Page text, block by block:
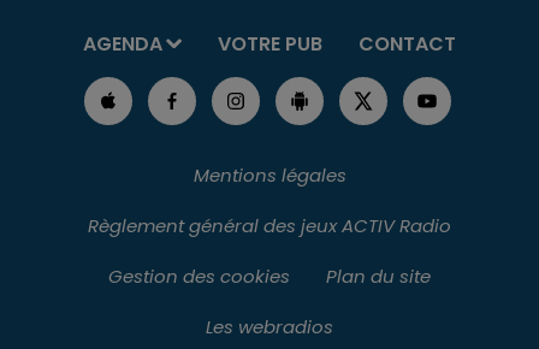
AGENDA
VOTRE PUB CONTACT
Mentions légales
Règlement général des jeux ACTIV Radio
Gestion des cookies
Plan du site
Les webradios